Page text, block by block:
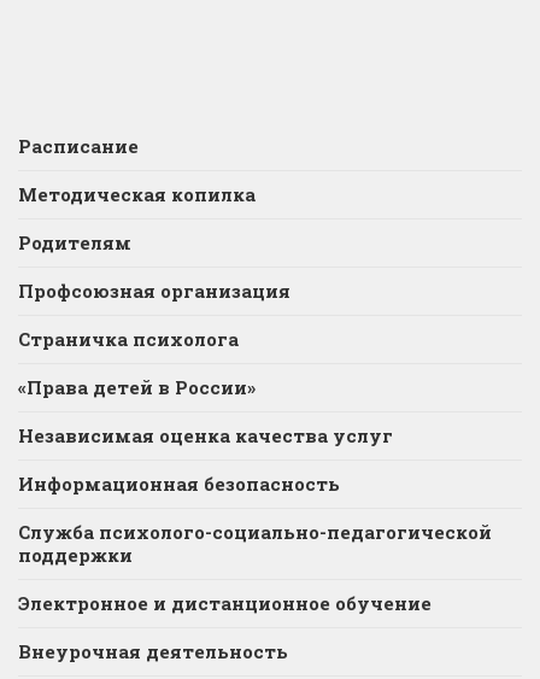
Расписание
Методическая копилка
Родителям
Профсоюзная организация
Страничка психолога
«Права детей в России»
Независимая оценка качества услуг
Информационная безопасность
Служба психолого-социально-педагогической
поддержки
Электронное и дистанционное обучение
Внеурочная деятельность